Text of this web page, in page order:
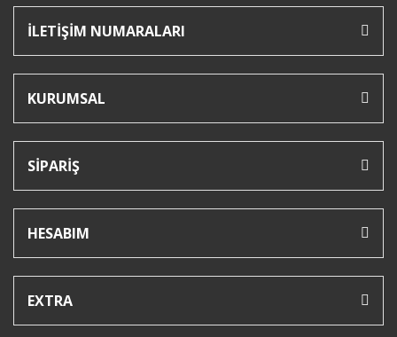
İLETİŞİM NUMARALARI
KURUMSAL
SİPARİŞ
HESABIM
EXTRA